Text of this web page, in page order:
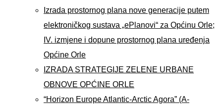
Izrada prostornog plana nove generacije putem
elektroničkog sustava „ePlanovi“ za Općinu Orle;
IV. izmjene i dopune prostornog plana uređenja
Općine Orle
IZRADA STRATEGIJE ZELENE URBANE
OBNOVE OPĆINE ORLE
“Horizon Europe Atlantic-Arctic Agora” (A-